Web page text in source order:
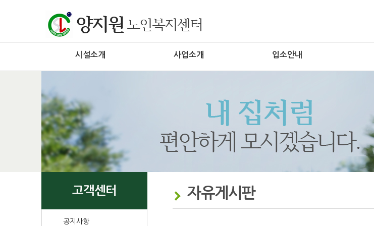
시설소개 사업소개 입소안내
고객센터
공지사항
자유게시판